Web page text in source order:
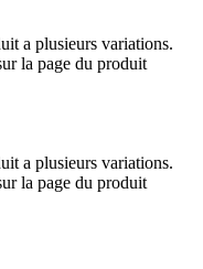
a plusieurs variations.
la page du produit
a plusieurs variations.
la page du produit